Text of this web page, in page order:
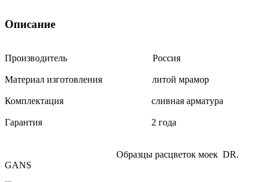
Описание
Производитель Россия
Материал изготовления литой мрамор
Комплектация сливная арматура
Гарантия 2 года
Образцы расцветок моек DR.
GANS